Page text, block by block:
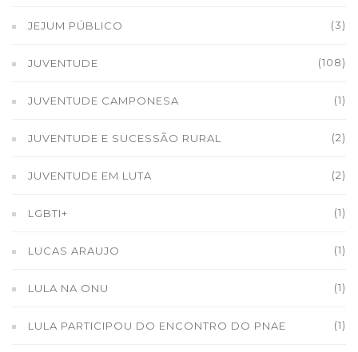
JEJUM PÚBLICO (3)
JUVENTUDE (108)
JUVENTUDE CAMPONESA (1)
JUVENTUDE E SUCESSÃO RURAL (2)
JUVENTUDE EM LUTA (2)
LGBTI+ (1)
LUCAS ARAUJO (1)
LULA NA ONU (1)
LULA PARTICIPOU DO ENCONTRO DO PNAE (1)